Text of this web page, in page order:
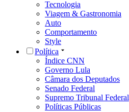
Tecnologia
Viagem & Gastronomia
Auto
Comportamento
Style
Política
Índice CNN
Governo Lula
Câmara dos Deputados
Senado Federal
Supremo Tribunal Federal
Políticas Públicas